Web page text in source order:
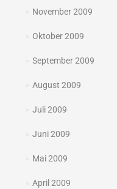
November 2009
Oktober 2009
September 2009
August 2009
Juli 2009
Juni 2009
Mai 2009
April 2009